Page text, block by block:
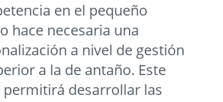
en el pequeño
hace necesaria una
a nivel de gestión
a la de antaño. Este
permitirá desarrollar las